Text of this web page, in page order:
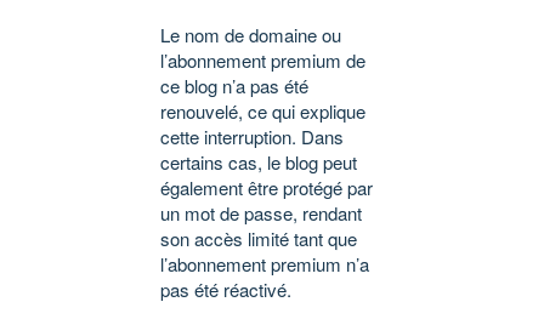
Le nom de domaine ou
l’abonnement premium de
ce blog n’a pas été
renouvelé, ce qui explique
cette interruption. Dans
certains cas, le blog peut
également être protégé par
un mot de passe, rendant
son accès limité tant que
l’abonnement premium n’a
pas été réactivé.